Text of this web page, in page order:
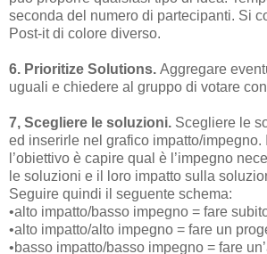
seconda del numero di partecipanti. Si
Post-it di colore diverso.
6. Prioritize Solutions. Aggregare
uguali e chiedere al gruppo di votare
7, Scegliere le soluzioni. Scegliere le
ed inserirle nel grafico impatto/impegno.
l’obiettivo è capire qual è l’impegno
le soluzioni e il loro impatto sulla
Seguire quindi il seguente schema:
•alto impatto/basso impegno = fare
•alto impatto/alto impegno = fare un
•basso impatto/basso impegno = fare